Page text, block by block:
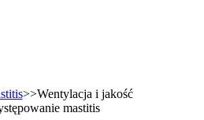
>>Wentylacja i jakość
mastitis